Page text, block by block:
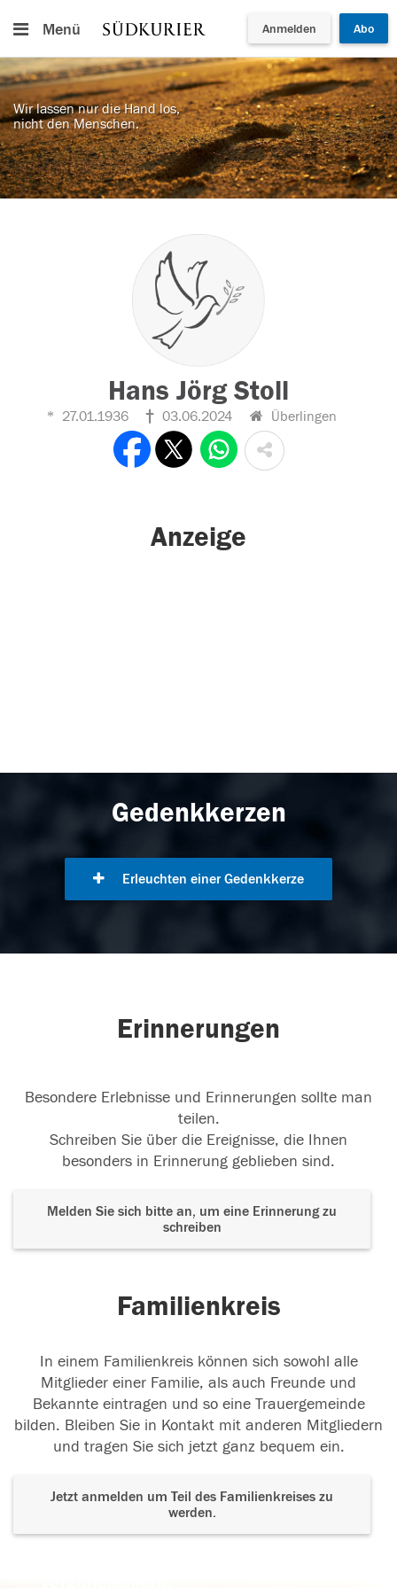
Menü Anmelden Abo
Wir lassen nur die Hand los,
nicht den Menschen.
Hans Jörg Stoll
27.01.1936 03.06.2024 Überlingen
Anzeige
Gedenkkerzen
Erleuchten einer Gedenkkerze
Erinnerungen
Besondere Erlebnisse und Erinnerungen sollte man
teilen.
Schreiben Sie über die Ereignisse, die Ihnen
besonders in Erinnerung geblieben sind.
Melden Sie sich bitte an, um eine Erinnerung zu
schreiben
Familienkreis
In einem Familienkreis können sich sowohl alle
Mitglieder einer Familie, als auch Freunde und
Bekannte eintragen und so eine Trauergemeinde
bilden. Bleiben Sie in Kontakt mit anderen Mitgliedern
und tragen Sie sich jetzt ganz bequem ein.
Jetzt anmelden um Teil des Familienkreises zu
werden.